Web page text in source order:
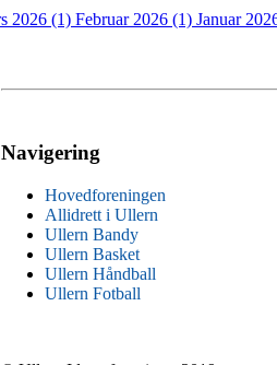
2026 (1) Februar 2026 (1) Januar
Navigering
Hovedforeningen
Allidrett i Ullern
Ullern Bandy
Ullern Basket
Ullern Håndball
Ullern Fotball